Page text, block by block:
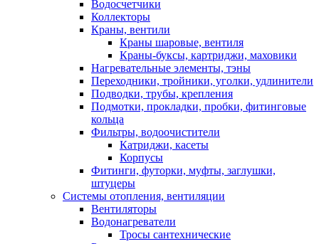
Водосчетчики
Коллекторы
Краны, вентили
Краны шаровые, вентиля
Краны-буксы, картриджи, маховики
Нагревательные элементы, тэны
Переходники, тройники, уголки, удлинители
Подводки, трубы, крепления
Подмотки, прокладки, пробки, фитинговые
кольца
Фильтры, водоочистители
Катриджи, касеты
Корпусы
Фитинги, футорки, муфты, заглушки,
штуцеры
Системы отопления, вентиляции
Вентиляторы
Водонагреватели
Тросы сантехнические